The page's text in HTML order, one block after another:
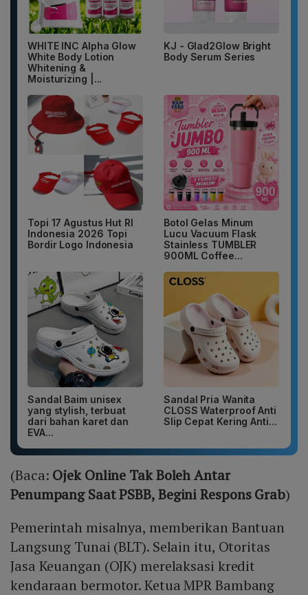
WHITE INC Alpha Glow
White Body Lotion
Whitening &
Moisturizing |...
KJ - Glad2Glow Bright
Body Serum Series
Topi 17 Agustus Hut RI
Indonesia 2026 Topi
Bordir Logo Indonesia
Botol Gelas Minum
Lucu Vacuum Flask
Stainless TUMBLER
900ML Coffee...
Sandal Baim unisex
yang stylish, terbuat
dari bahan karet dan
EVA...
Sandal Pria Wanita
CLOSS Waterproof Anti
Slip Cepat Kering Anti...
(Baca: Ojek Online Tak Boleh Antar
Penumpang Saat PSBB, Begini Respons Grab)
Pemerintah misalnya, memberikan Bantuan
Langsung Tunai (BLT). Selain itu, Otoritas
Jasa Keuangan (OJK) merelaksasi kredit
kendaraan bermotor. Ketua MPR Bambang